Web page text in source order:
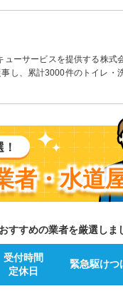
ーサービスを提供する株式
し、累計3000件のトイレ・
者・水道
すめの業者を厳選しま
受付時間
定休日
緊急駆けつ